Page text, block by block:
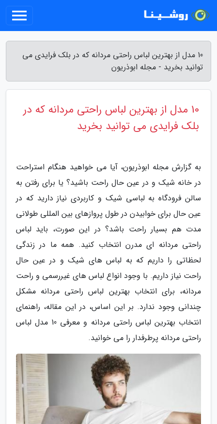
10 مدل از بهترین لباس راحتی مردانه که در بلک فرایدی می
توانید بخرید - مجله ابوذریون
10 مدل از بهترین لباس راحتی مردانه که در
بلک فرایدی می توانید بخرید
به گزارش مجله ابوذریون، آیا می خواهید هنگام استراحت
در خانه شیک و در عین حال راحت باشید؟ یا برای رفتن به
سالن فرودگاه به لباسی شیک و کاربردی نیاز دارید که در
عین حال برای خوابیدن در طول پروازهای بین المللی طولانی
مدت هم بسیار راحت باشد؟ در این صورت، باید لباس
راحتی مردانه ای مدرن انتخاب کنید. همه ما در زندگی
لحظاتی را داریم که به لباس های شیک و در عین حال
راحت نیاز داریم. با وجود انواع لباس های غیررسمی و راحت
مردانه، برای انتخاب بهترین لباس راحتی مردانه مشکل
چندانی وجود ندارد. بر این اساس، در این مقاله، راهنمای
انتخاب بهترین لباس راحتی مردانه و معرفی 10 مدل لباس
راحتی مردانه پرطرفدار را می خوانید.